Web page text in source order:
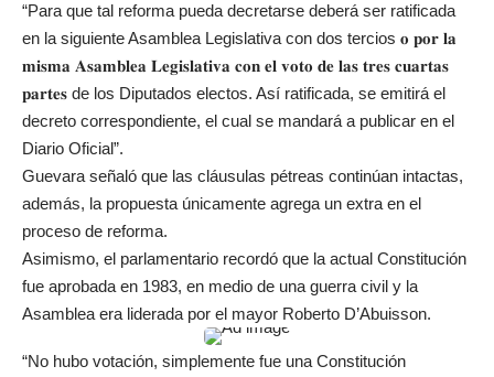
“Para que tal reforma pueda decretarse deberá ser ratificada
en la siguiente Asamblea Legislativa con dos tercios 𝐨 𝐩𝐨𝐫 𝐥𝐚
𝐦𝐢𝐬𝐦𝐚 𝐀𝐬𝐚𝐦𝐛𝐥𝐞𝐚 𝐋𝐞𝐠𝐢𝐬𝐥𝐚𝐭𝐢𝐯𝐚 𝐜𝐨𝐧 𝐞𝐥 𝐯𝐨𝐭𝐨 𝐝𝐞 𝐥𝐚𝐬 𝐭𝐫𝐞𝐬 𝐜𝐮𝐚𝐫𝐭𝐚𝐬
𝐩𝐚𝐫𝐭𝐞𝐬 de los Diputados electos. Así ratificada, se emitirá el
decreto correspondiente, el cual se mandará a publicar en el
Diario Oficial”.
Guevara señaló que las cláusulas pétreas continúan intactas,
además, la propuesta únicamente agrega un extra en el
proceso de reforma.
Asimismo, el parlamentario recordó que la actual Constitución
fue aprobada en 1983, en medio de una guerra civil y la
Asamblea era liderada por el mayor Roberto D’Abuisson.
“No hubo votación, simplemente fue una Constitución